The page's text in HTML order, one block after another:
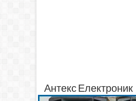
Антекс Електроник